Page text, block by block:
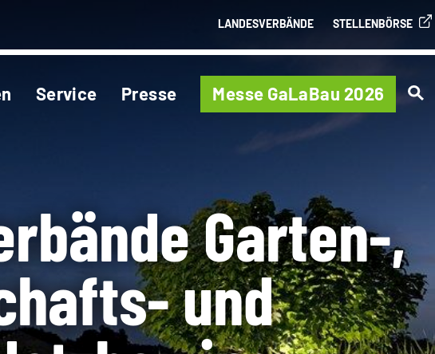
LANDESVERBÄNDE STELLENBÖRSE
Service Presse Messe GaLaBau 2026
Garten-,
und